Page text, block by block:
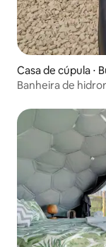
Casa de cúpula ⋅
Banheira de